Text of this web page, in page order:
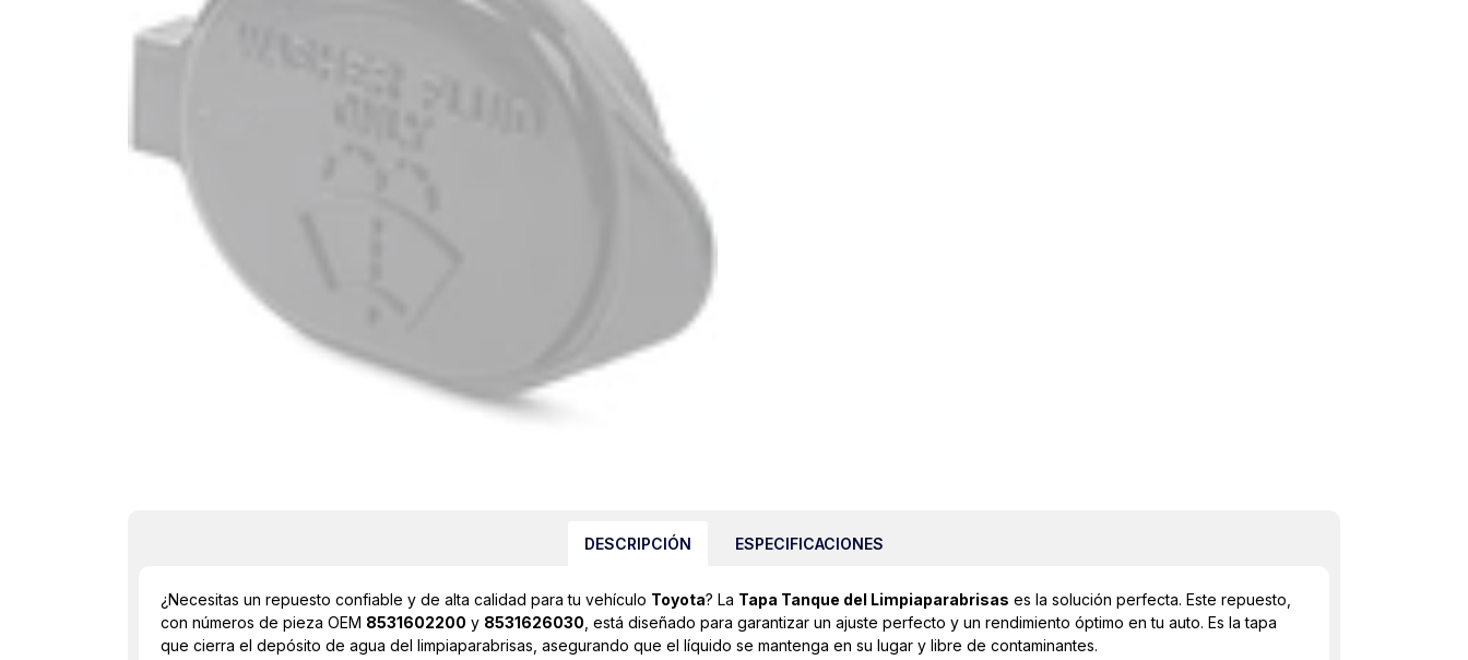
DESCRIPCIÓN ESPECIFICACIONES
¿Necesitas un repuesto confiable y de alta calidad para tu vehículo Toyota? La Tapa Tanque del Limpiaparabrisas es la solución perfecta. Este repuesto,
con números de pieza OEM 8531602200 y 8531626030 , está diseñado para garantizar un ajuste perfecto y un rendimiento óptimo en tu auto. Es la tapa
que cierra el depósito de agua del limpiaparabrisas, asegurando que el líquido se mantenga en su lugar y libre de contaminantes.